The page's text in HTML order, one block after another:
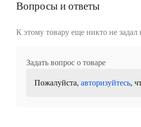
Вопросы и ответы
К этому товару еще никто не
Задать вопрос о товаре
Пожалуйста, авторизуйтесь,